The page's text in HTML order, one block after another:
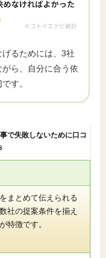
るためには、3社
ら、自分に合う依
す。
で失敗しないために口コ
まとめて伝えられる
社の提案条件を揃え
特徴です。